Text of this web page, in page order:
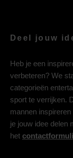
Deel jouw
Heb je een
verbeteren? We
categorieën
sport te verrijken.
mannen
je jouw idee delen
het